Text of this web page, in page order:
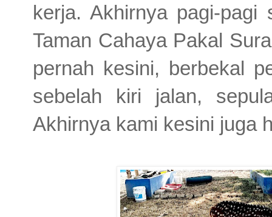
kerja. Akhirnya pagi-pagi
Taman Cahaya Pakal
pernah kesini, berbekal
sebelah kiri jalan,
Akhirnya kami kesini juga